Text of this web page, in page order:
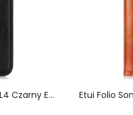
Flip Kotelot Sony Xperia L4 Czarny Elegancka Dwoina Lychee